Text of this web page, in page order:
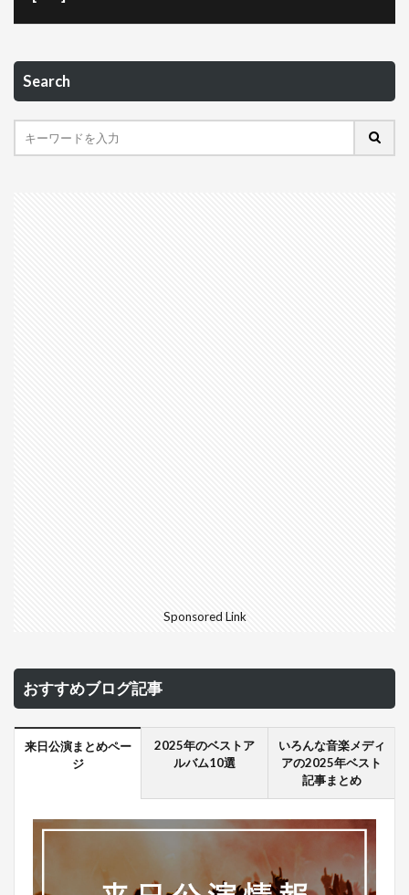
Search
Sponsored Link
おすすめブログ記事
来日公演まとめペー
ジ
2025年のベストア
ルバム10選
いろんな音楽メディ
アの2025年ベスト
記事まとめ